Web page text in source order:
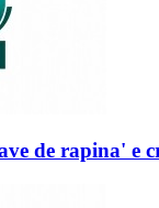
de rapina' e